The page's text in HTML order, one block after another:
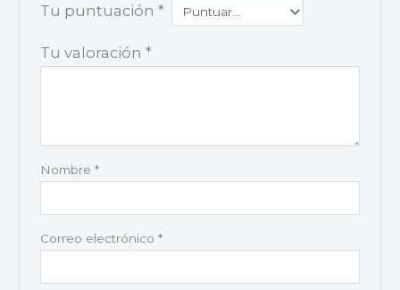
Tu puntuación *
Tu valoración *
Nombre *
Correo electrónico *